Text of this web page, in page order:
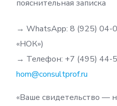
пояснительная записка
→ WhatsApp: 8 (925) 04-
«НОК»)
→ Телефон: +7 (495) 44-
hom@consultprof.ru
«Ваше свидетельство —